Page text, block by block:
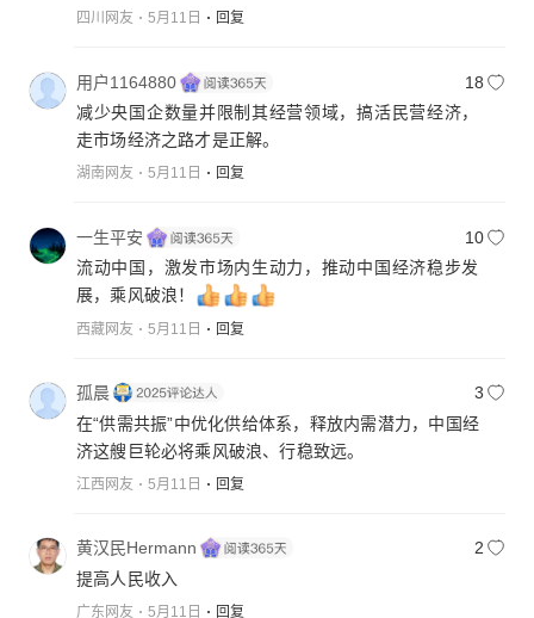
四川网友 5月11日 回复
用户1164880
18
减少央国企数量并限制其经营领域，搞活民营经济，
走市场经济之路才是正解。
湖南网友 5月11日 回复
一生平安
10
流动中国，激发市场内生动力，推动中国经济稳步发
展，乘风破浪！
西藏网友 5月11日 回复
孤晨
3
在“供需共振”中优化供给体系，释放内需潜力，中国经
济这艘巨轮必将乘风破浪、行稳致远。
江西网友 5月11日 回复
黄汉民Hermann
2
提高人民收入
广东网友 5月11日 回复